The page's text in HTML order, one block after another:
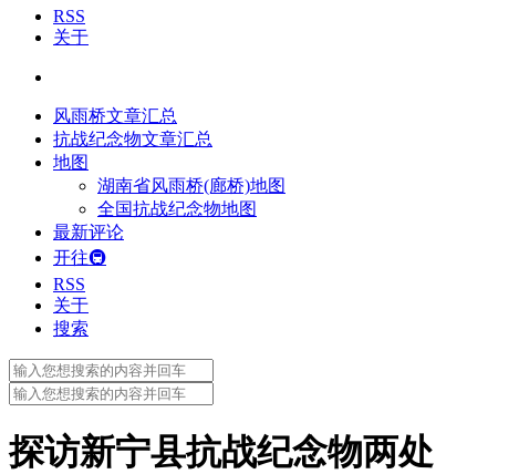
RSS
关于
风雨桥文章汇总
抗战纪念物文章汇总
地图
湖南省风雨桥(廊桥)地图
全国抗战纪念物地图
最新评论
开往🚇
RSS
关于
搜索
Search
for:
Search
for:
探访新宁县抗战纪念物两处